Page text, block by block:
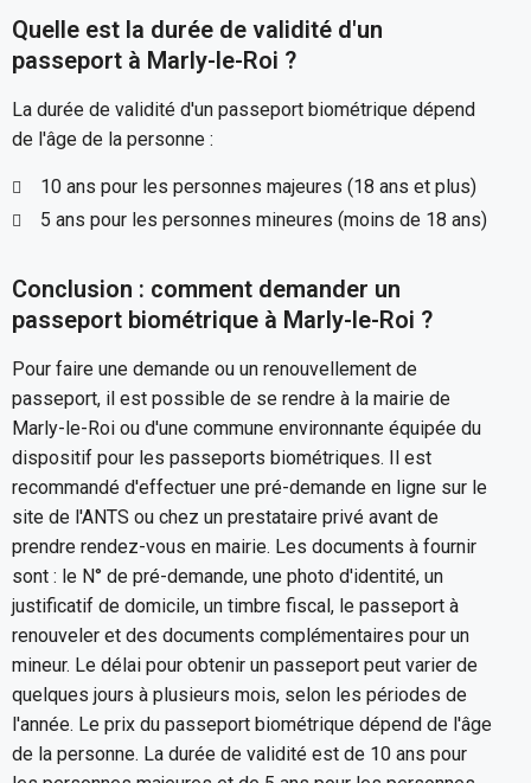
Quelle est la durée de validité d'un
passeport à Marly-le-Roi ?
La durée de validité d'un passeport biométrique dépend
de l'âge de la personne :
10 ans pour les personnes majeures (18 ans et plus)
5 ans pour les personnes mineures (moins de 18 ans)
Conclusion : comment demander un
passeport biométrique à Marly-le-Roi ?
Pour faire une demande ou un renouvellement de
passeport, il est possible de se rendre à la mairie de
Marly-le-Roi ou d'une commune environnante équipée du
dispositif pour les passeports biométriques. Il est
recommandé d'effectuer une pré-demande en ligne sur le
site de l'ANTS ou chez un prestataire privé avant de
prendre rendez-vous en mairie. Les documents à fournir
sont : le N° de pré-demande, une photo d'identité, un
justificatif de domicile, un timbre fiscal, le passeport à
renouveler et des documents complémentaires pour un
mineur. Le délai pour obtenir un passeport peut varier de
quelques jours à plusieurs mois, selon les périodes de
l'année. Le prix du passeport biométrique dépend de l'âge
de la personne. La durée de validité est de 10 ans pour